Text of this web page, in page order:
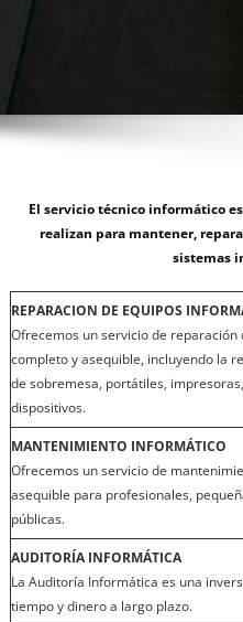
El servicio técnico informático
realizan para mantener,
sistemas
REPARACION DE EQUIPOS
Ofrecemos un servicio de
completo y asequible, incluyendo la
de sobremesa, portátiles,
dispositivos.
MANTENIMIENTO INFORMÁTICO
Ofrecemos un servicio de
asequible para profesionales,
públicas.
AUDITORÍA INFORMÁTICA
La Auditoría Informática es una
tiempo y dinero a largo plazo.